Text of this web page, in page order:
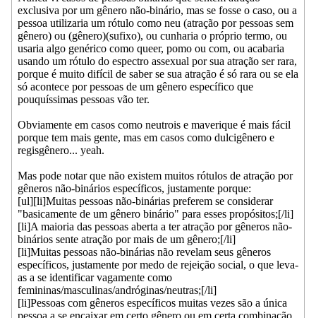
exclusiva por um gênero não-binário, mas se fosse o caso, ou a
pessoa utilizaria um rótulo como neu (atração por pessoas sem
gênero) ou (gênero)(sufixo), ou cunharia o próprio termo, ou
usaria algo genérico como queer, pomo ou com, ou acabaria
usando um rótulo do espectro assexual por sua atração ser rara,
porque é muito difícil de saber se sua atração é só rara ou se ela
só acontece por pessoas de um gênero específico que
pouquíssimas pessoas vão ter.
Obviamente em casos como neutrois e maverique é mais fácil
porque tem mais gente, mas em casos como dulcigênero e
regisgênero... yeah.
Mas pode notar que não existem muitos rótulos de atração por
gêneros não-binários específicos, justamente porque:
[ul][li]Muitas pessoas não-binárias preferem se considerar
"basicamente de um gênero binário" para esses propósitos;[/li]
[li]A maioria das pessoas aberta a ter atração por gêneros não-
binários sente atração por mais de um gênero;[/li]
[li]Muitas pessoas não-binárias não revelam seus gêneros
específicos, justamente por medo de rejeição social, o que leva-
as a se identificar vagamente como
femininas/masculinas/andróginas/neutras;[/li]
[li]Pessoas com gêneros específicos muitas vezes são a única
pessoa a se encaixar em certo gênero ou em certa combinação